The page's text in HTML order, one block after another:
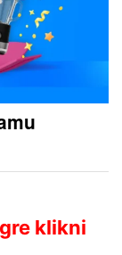
klikni